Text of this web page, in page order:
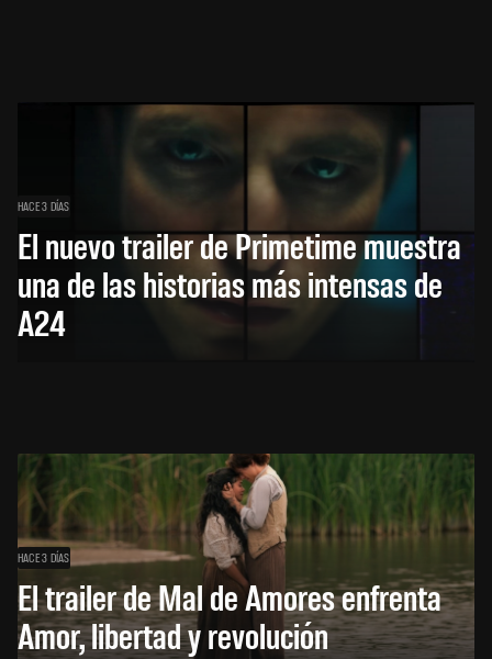
HACE 3 DÍAS
El nuevo trailer de Primetime muestra
una de las historias más intensas de
A24
HACE 3 DÍAS
El trailer de Mal de Amores enfrenta
Amor, libertad y revolución